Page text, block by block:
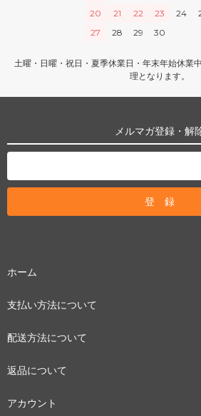
20
21 22 23 24
27
28 29 30
土曜・日曜・祝日・夏季休業日・年末年始休業
理となります。
メルマガ登録・解
ホーム
支払い方法について
配送方法について
返品について
アカウント